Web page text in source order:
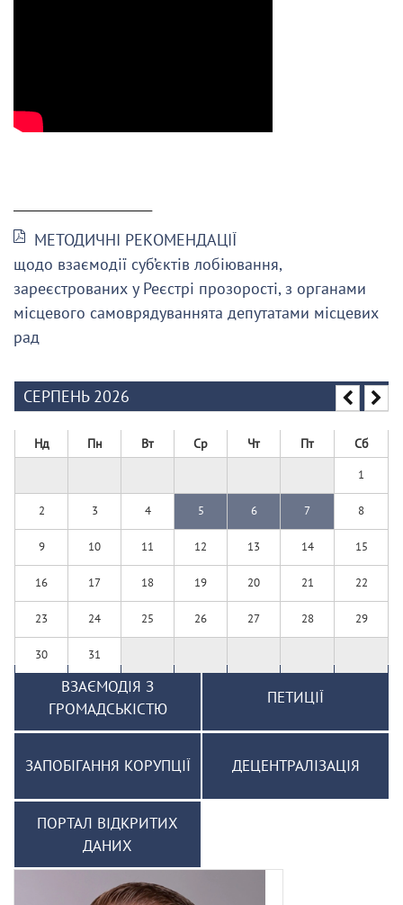
МЕТОДИЧНІ РЕКОМЕНДАЦІЇ
щодо взаємодії суб’єктів лобіювання,
зареєстрованих у Реєстрі прозорості, з органами
місцевого самоврядуваннята депутатами місцевих
рад
СЕРПЕНЬ 2026
Нд Пн Вт Ср Чт Пт Сб
1
2 3 4 5 6 7 8
9 10 11 12 13 14 15
16 17 18 19 20 21 22
23 24 25 26 27 28 29
30 31
ВЗАЄМОДІЯ З
ГРОМАДСЬКІСТЮ
ПЕТИЦІЇ
ЗАПОБІГАННЯ КОРУПЦІЇ ДЕЦЕНТРАЛІЗАЦІЯ
ПОРТАЛ ВІДКРИТИХ
ДАНИХ